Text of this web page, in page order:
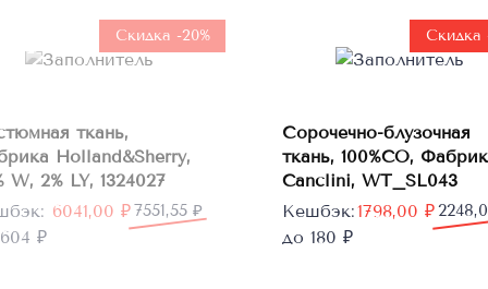
наличииСкидка -20%
ткань,
Holland&Sherry,
W, 2% LY, 1324027
7551,55 ₽
6041,00 ₽
₽
корзину
Скидка
Сорочечно-блузочная
ткань, 100%CO,
Canclini, WT_SL043
Первоначальная
цена
1798,00 ₽
Текущая
цена:
Кешбэк:
до 180 ₽